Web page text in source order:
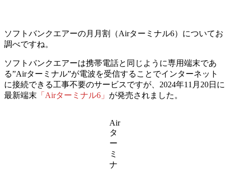
ソフトバンクエアーの月月割（Airターミナル6）についてお
調べですね。
ソフトバンクエアーは携帯電話と同じように専用端末であ
る”Airターミナル”が電波を受信することでインターネット
に接続できる工事不要のサービスですが、 2024年11月20日に
最新端末 「Airターミナル6」 が発売されました。
Air
タ
ー
ミ
ナ